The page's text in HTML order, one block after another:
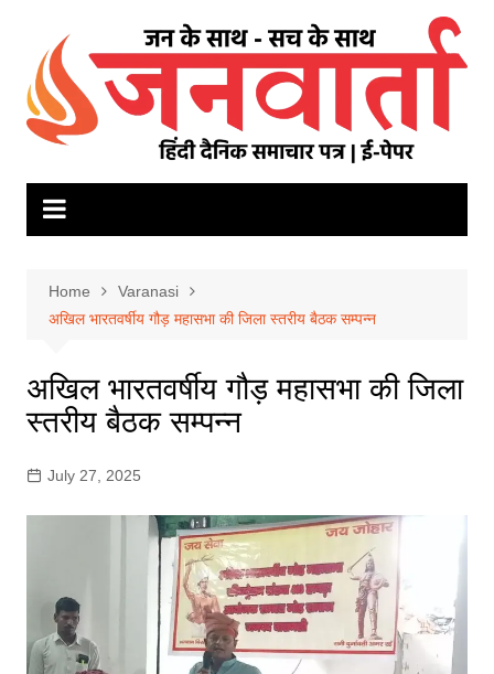
content
Home
Varanasi
अखिल भारतवर्षीय गौड़ महासभा की जिला स्तरीय बैठक सम्पन्न
अखिल भारतवर्षीय गौड़ महासभा की जिला
स्तरीय बैठक सम्पन्न
July 27, 2025